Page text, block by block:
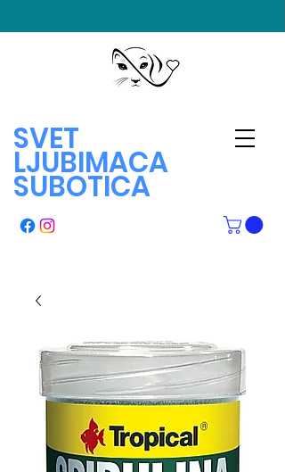
SVET
LJUBIMACA
SUBOTICA